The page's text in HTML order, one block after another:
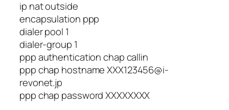
ip nat outside
encapsulation ppp
dialer pool 1
dialer-group 1
ppp authentication chap callin
ppp chap hostname XXX123456@i-
revonet.jp
ppp chap password XXXXXXXX